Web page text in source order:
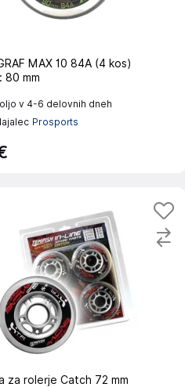
MAX 10 84A (4 kos)
80 mm
v 4-6 delovnih dneh
Prosports
za rolerje Catch 72 mm